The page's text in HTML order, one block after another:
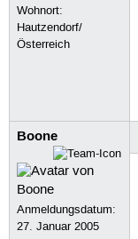
Wohnort:
Hautzendorf/
Österreich
Boone
Anmeldungsdatum:
27. Januar 2005